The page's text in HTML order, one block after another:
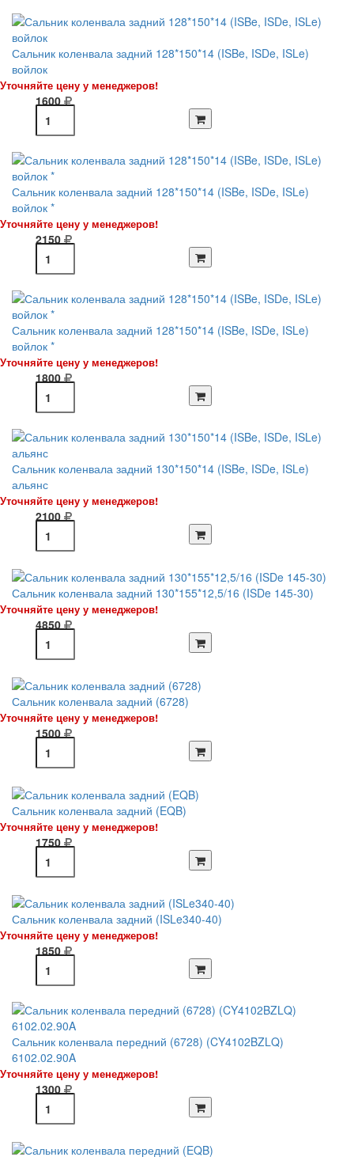
Сальник коленвала задний 128*150*14 (ISBe, ISDe, ISLe)
войлок
Уточняйте цену у менеджеров!
1600
Сальник коленвала задний 128*150*14 (ISBe, ISDe, ISLe)
войлок *
Уточняйте цену у менеджеров!
2150
Сальник коленвала задний 128*150*14 (ISBe, ISDe, ISLe)
войлок *
Уточняйте цену у менеджеров!
1800
Сальник коленвала задний 130*150*14 (ISBe, ISDe, ISLe)
альянс
Уточняйте цену у менеджеров!
2100
Сальник коленвала задний 130*155*12,5/16 (ISDe 145-30)
Уточняйте цену у менеджеров!
4850
Сальник коленвала задний (6728)
Уточняйте цену у менеджеров!
1500
Сальник коленвала задний (EQB)
Уточняйте цену у менеджеров!
1750
Сальник коленвала задний (ISLe340-40)
Уточняйте цену у менеджеров!
1850
Сальник коленвала передний (6728) (CY4102BZLQ)
6102.02.90A
Уточняйте цену у менеджеров!
1300